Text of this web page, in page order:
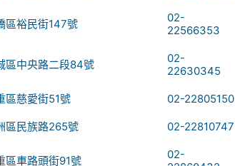
區裕民街147號
02-
22566353
區中央路二段84號
02-
22630345
區慈愛街51號 02-22805150
區民族路265號 02-22810747
區車路頭街91號
02-